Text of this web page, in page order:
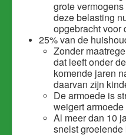
grote
deze belasting
opgebracht voor
25% van de
Zonder
dat leeft onder
komende jaren
daarvan zijn
De armoede is
weigert
Al meer dan 10
snelst groeiende